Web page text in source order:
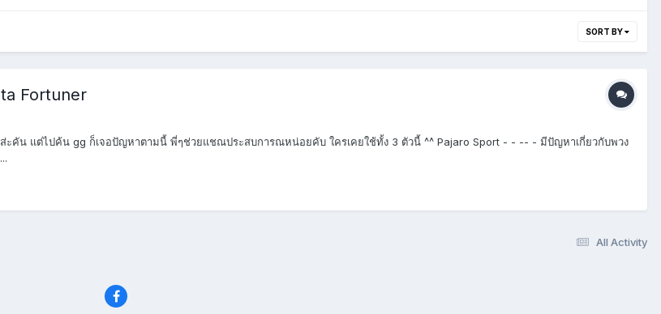
SORT BY
Fortuner
คัน แต่ไปค้น gg ก็เจอปัญหาตามนี้ พี่ๆช่วยแชณประสบการณหน่อยคับ ใครเคยใช้ทั้ง 3 ตัวนี้ ^^ Pajaro Sport - - -- - มีปัญหาเกี่ยวกับพวง
All Activity